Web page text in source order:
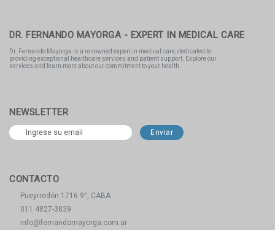
DR. FERNANDO MAYORGA - EXPERT IN MEDICAL CARE
Dr. Fernando Mayorga is a renowned expert in medical care, dedicated to
providing exceptional healthcare services and patient support. Explore our
services and learn more about our commitment to your health.
NEWSLETTER
CONTACTO
Pueyrredón 1716 9°, CABA
011 4827-3839
info@fernandomayorga.com.ar